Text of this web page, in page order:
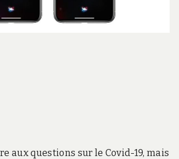
aux questions sur le Covid-19, mais